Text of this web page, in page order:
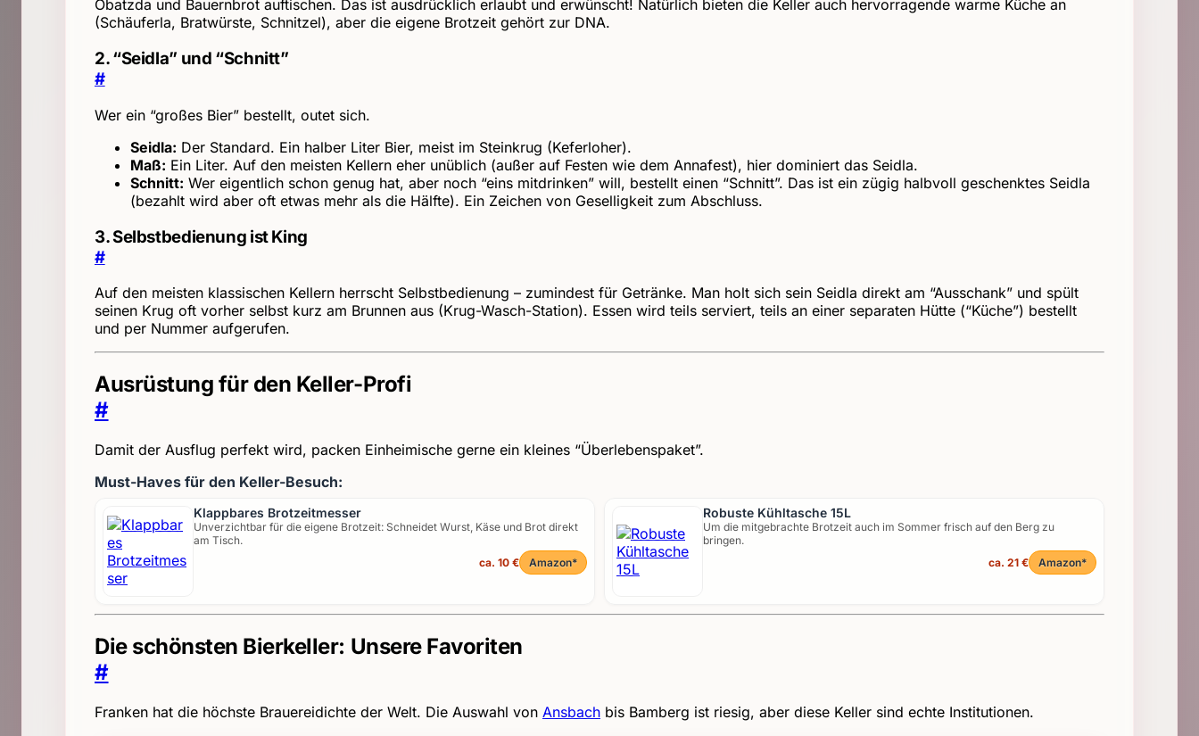
Obatzda und Bauernbrot auftischen. Das ist ausdrücklich erlaubt und erwünscht! Natürlich bieten die Keller auch hervorragende warme Küche an
(Schäuferla, Bratwürste, Schnitzel), aber die eigene Brotzeit gehört zur DNA.
2. “Seidla” und “Schnitt”
#
Wer ein “großes Bier” bestellt, outet sich.
Seidla: Der Standard. Ein halber Liter Bier, meist im Steinkrug (Keferloher).
Maß: Ein Liter. Auf den meisten Kellern eher unüblich (außer auf Festen wie dem Annafest), hier dominiert das Seidla.
Schnitt: Wer eigentlich schon genug hat, aber noch “eins mitdrinken” will, bestellt einen “Schnitt”. Das ist ein zügig halbvoll geschenktes Seidla
(bezahlt wird aber oft etwas mehr als die Hälfte). Ein Zeichen von Geselligkeit zum Abschluss.
3. Selbstbedienung ist King
#
Auf den meisten klassischen Kellern herrscht Selbstbedienung – zumindest für Getränke. Man holt sich sein Seidla direkt am “Ausschank” und spült
seinen Krug oft vorher selbst kurz am Brunnen aus (Krug-Wasch-Station). Essen wird teils serviert, teils an einer separaten Hütte (“Küche”) bestellt
und per Nummer aufgerufen.
Ausrüstung für den Keller-Profi
#
Damit der Ausflug perfekt wird, packen Einheimische gerne ein kleines “Überlebenspaket”.
Must-Haves für den Keller-Besuch:
Klappbares Brotzeitmesser
Unverzichtbar für die eigene Brotzeit: Schneidet Wurst, Käse und Brot direkt
am Tisch.
ca. 10 €
Amazon*
Robuste Kühltasche 15L
Um die mitgebrachte Brotzeit auch im Sommer frisch auf den Berg zu
bringen.
ca. 21 €
Amazon*
Die schönsten Bierkeller: Unsere Favoriten
#
Franken hat die höchste Brauereidichte der Welt. Die Auswahl von Ansbach bis Bamberg ist riesig, aber diese Keller sind echte Institutionen.